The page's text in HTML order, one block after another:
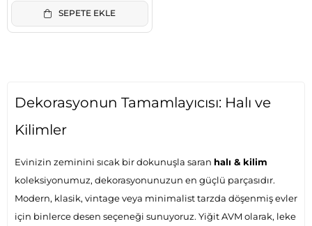
SEPETE EKLE
Dekorasyonun Tamamlayıcısı: Halı ve
Kilimler
Evinizin zeminini sıcak bir dokunuşla saran halı & kilim
koleksiyonumuz, dekorasyonunuzun en güçlü parçasıdır.
Modern, klasik, vintage veya minimalist tarzda döşenmiş evler
için binlerce desen seçeneği sunuyoruz. Yiğit AVM olarak, leke